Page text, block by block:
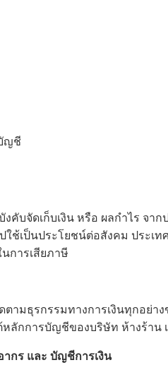
ญชี
คับจัดเก็บเงิน หรือ ผลกำไร จ
ใช้เป็นประโยชน์ต่อสังคม ประ
การเสียภาษี
ตามธุรกรรมทางการเงินทุกอย่า
หลักการบัญชีของบริษัท ห้างร้าน
กร และ บัญชีการเงิน